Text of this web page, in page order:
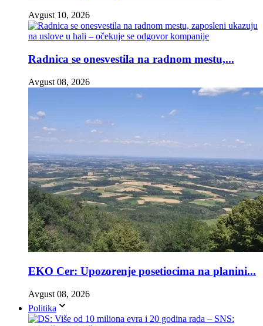
Avgust 10, 2026
Radnica se onesvestila na radnom mestu,...
Avgust 08, 2026
EKO Cer: Upozorenje posetiocima na planini...
Avgust 08, 2026
Politika